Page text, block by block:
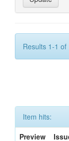
Results 1-1
Item hits:
Preview